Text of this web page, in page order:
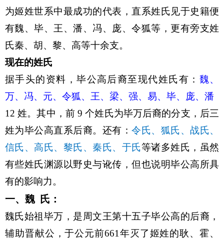
为姬姓世系中最成功的代表，直系姓氏见于史籍便
有魏、毕、王、潘、冯、庞、令狐等，更有旁支姓
氏秦、胡、黎、高等十余支。
现在的姓氏
据手头的资料，毕公高后裔至现代姓氏有： 魏、
万、冯、元、令狐、王、梁、强、易、毕、庞、潘
12 姓。其中，前 9 个姓氏为毕万后裔的分支，后三
姓为毕公高直系后裔。 还有：令氏、狐氏、战氏、
信氏、高氏、黎氏、秦氏、于氏等诸多姓氏，虽然
有些姓氏渊源以野史与讹传，但也说明毕公高所具
有的影响力。
一、魏 氏：
魏氏始祖毕万，是周文王第十五子毕公高的后裔，
辅助晋献公，于公元前661年灭了姬姓的耿、霍、